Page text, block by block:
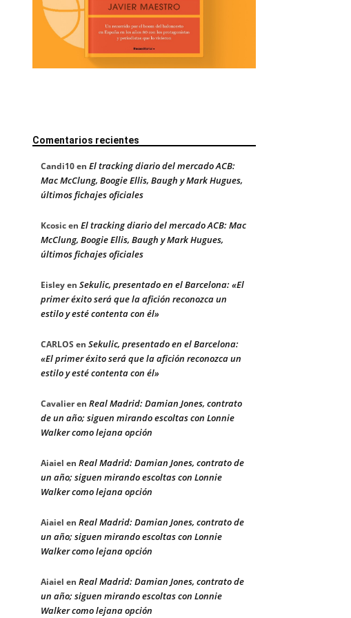
Comentarios recientes
Candi10en El tracking diario del mercado ACB:
Mac McClung, Boogie Ellis, Baugh y Mark Hugues,
últimos fichajes oficiales
Kcosicen El tracking diario del mercado ACB: Mac
McClung, Boogie Ellis, Baugh y Mark Hugues,
últimos fichajes oficiales
Eisleyen Sekulic, presentado en el Barcelona: «El
primer éxito será que la afición reconozca un
estilo y esté contenta con él»
CARLOS en Sekulic, presentado en el Barcelona:
«El primer éxito será que la afición reconozca un
estilo y esté contenta con él»
Cavalieren Real Madrid: Damian Jones, contrato
de un año; siguen mirando escoltas con Lonnie
Walker como lejana opción
Aiaiel en Real Madrid: Damian Jones, contrato de
un año; siguen mirando escoltas con Lonnie
Walker como lejana opción
Aiaiel en Real Madrid: Damian Jones, contrato de
un año; siguen mirando escoltas con Lonnie
Walker como lejana opción
Aiaiel en Real Madrid: Damian Jones, contrato de
un año; siguen mirando escoltas con Lonnie
Walker como lejana opción